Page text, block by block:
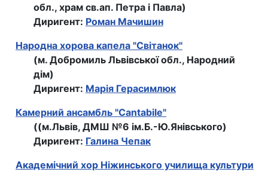
обл., храм св.ап. Петра i Павла)
Диригент: Роман Мачишин
Народна хорова капела "Світанок"
(м. Добромиль Львівської обл., Народний
дім)
Диригент: Марія Герасимлюк
Камерний ансамбль "Cantabile"
((м.Львів, ДМШ №6 iм.Б.-Ю.Янiвського)
Диригент: Галина Чепак
Академічний хор Ніжинського училища культури